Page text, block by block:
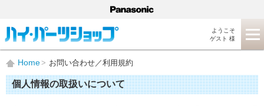
ようこそ
ゲスト 様
Home お問い合わせ／利用規約
個人情報の取扱いについて